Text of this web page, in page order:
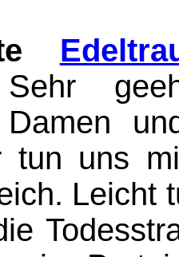
Damen
tun uns
Leicht